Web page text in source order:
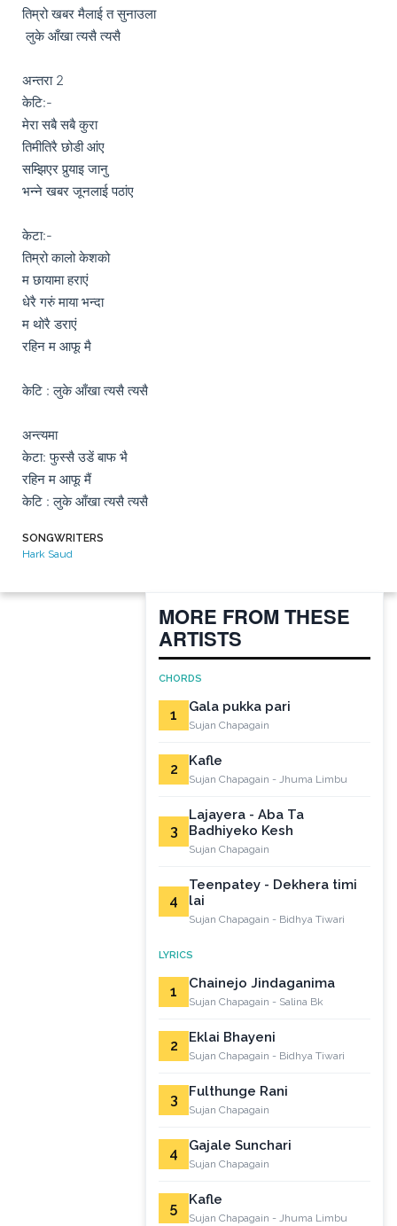
तिम्रो खबर मैलाई त सुनाउला
लुके आँखा त्यसै त्यसै
अन्तरा 2
केटि:-
मेरा सबै सबै कुरा
तिमीतिरै छोडी आंए
सम्झिएर पुर्‍याइ जानु
भन्ने खबर जूनलाई पठांए
केटा:-
तिम्रो कालो केशको
म छायामा हराएं
धेरै गरुं माया भन्दा
म थोरै डराएं
रहिन म आफू मै
केटि : लुके आँखा त्यसै त्यसै
अन्त्यमा
केटा: फुस्सै उडें बाफ भै
रहिन म आफू मैं
केटि : लुके आँखा त्यसै त्यसै
SONGWRITERS
Hark Saud
MORE FROM THESE
ARTISTS
CHORDS
1 Gala pukka pari
Sujan Chapagain
2 Kafle
Sujan Chapagain - Jhuma Limbu
3
Lajayera - Aba Ta
Badhiyeko Kesh
Sujan Chapagain
4
Teenpatey - Dekhera timi
lai
Sujan Chapagain - Bidhya Tiwari
LYRICS
1 Chainejo Jindaganima
Sujan Chapagain - Salina Bk
2 Eklai Bhayeni
Sujan Chapagain - Bidhya Tiwari
3 Fulthunge Rani
Sujan Chapagain
4 Gajale Sunchari
Sujan Chapagain
5 Kafle
Sujan Chapagain - Jhuma Limbu